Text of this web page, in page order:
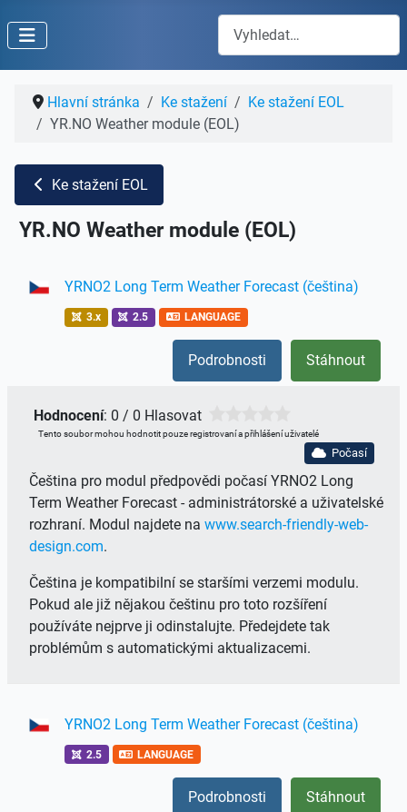
Hledat
Hlavní stránka Ke stažení
Ke stažení EOL
YR.NO Weather module (EOL)
Ke stažení EOL
YR.NO Weather module (EOL)
YRNO2 Long Term Weather Forecast (čeština)
3.x 2.5 LANGUAGE
Stáhnout
Podrobnosti
Hodnocení: 0 / 0 Hlasovat
Tento soubor mohou hodnotit pouze registrovaní a přihlášení uživatelé
Počasí
Čeština pro modul předpovědi počasí YRNO2 Long
Term Weather Forecast - administrátorské a uživatelské
rozhraní. Modul najdete na www.search-friendly-web-
design.com.
Čeština je kompatibilní se staršími verzemi modulu.
Pokud ale již nějakou češtinu pro toto rozšíření
používáte nejprve ji odinstalujte. Předejdete tak
problémům s automatickými aktualizacemi.
YRNO2 Long Term Weather Forecast (čeština)
2.5 LANGUAGE
Stáhnout
Podrobnosti